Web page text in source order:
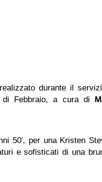
durante il
Febbraio, a cura di
50′, per una Kristen
e sofisticati di una